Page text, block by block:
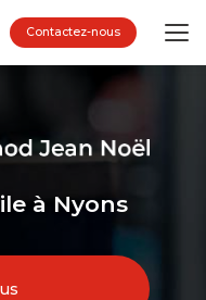
Contactez-nous
à Nyons